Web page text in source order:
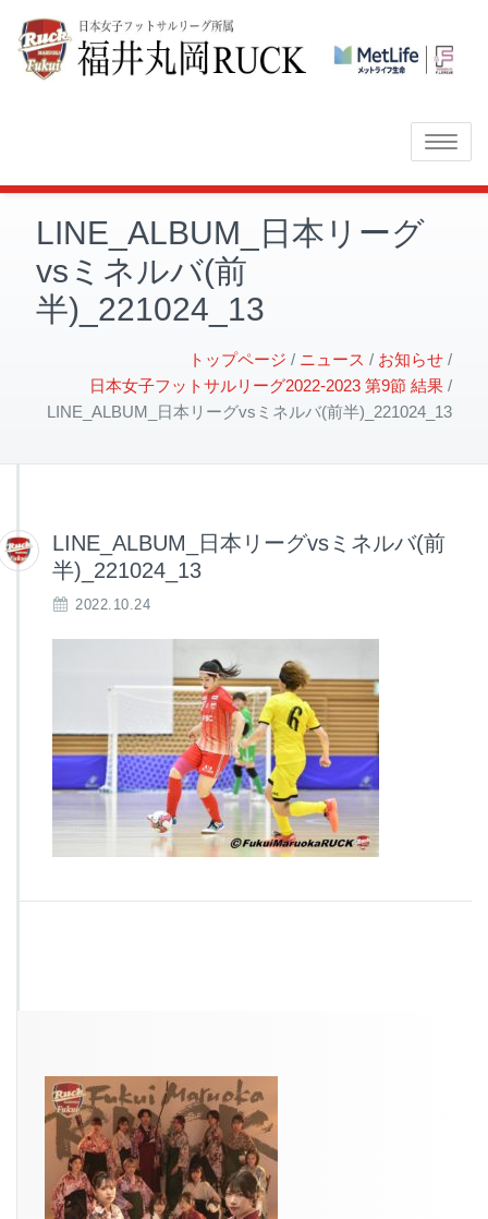
Toggle
LINE_ALBUM_日本リーグ
vsミネルバ(前
半)_221024_13
トップページ ニュース
お知らせ
日本女子フットサルリーグ2022-2023 第9節 結果
LINE_ALBUM_日本リーグvsミネルバ(前半)_221024_13
LINE_ALBUM_日本リーグvsミネルバ(前
半)_221024_13
2022.10.24